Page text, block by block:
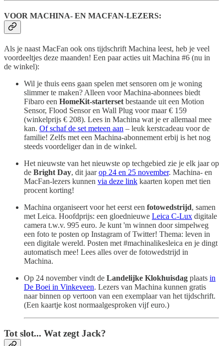
VOOR MACHINA- EN MACFAN-LEZERS:
Als je naast MacFan ook ons tijdschrift Machina leest, heb je veel
voordeeltjes deze maanden! Een paar acties uit Machina #6 (nu in
de winkel):
Wil je thuis eens gaan spelen met sensoren om je woning
slimmer te maken? Alleen voor Machina-abonnees biedt
Fibaro een HomeKit-starterset bestaande uit een Motion
Sensor, Flood Sensor en Wall Plug voor maar € 159
(winkelprijs € 208). Lees in Machina wat je er allemaal mee
kan. Of schaf de set meteen aan – leuk kerstcadeau voor de
familie! Zelfs met een Machina-abonnement erbij is het nog
steeds voordeliger dan in de winkel.
Het nieuwste van het nieuwste op techgebied zie je elk jaar op
de Bright Day, dit jaarop 24 en 25 november. Machina- en
MacFan-lezers kunnen via deze link kaarten kopen met tien
procent korting!
Machina organiseert voor het eerst een fotowedstrijd, samen
met Leica. Hoofdprijs: een gloednieuwe Leica C-Lux digitale
camera t.w.v. 995 euro. Je kunt 'm winnen door simpelweg
een foto te posten op Instagram of Twitter! Thema: leven in
een digitale wereld. Posten met #machinalikesleica en je dingt
automatisch mee! Lees alles over de fotowedstrijd in
Machina.
Op 24 november vindt de Landelijke Klokhuisdag plaats in
De Boei in Vinkeveen. Lezers van Machina kunnen gratis
naar binnen op vertoon van een exemplaar van het tijdschrift.
(Een kaartje kost normaalgesproken vijf euro.)
Tot slot... Wat zegt Jack?